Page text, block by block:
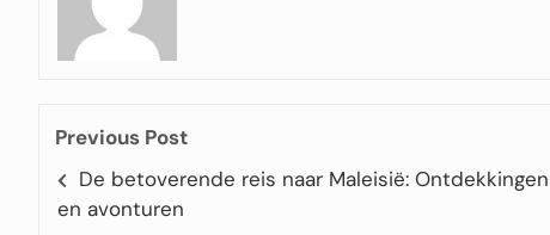
Previous Post
De betoverende reis naar Maleisië: Ontdekkingen
en avonturen